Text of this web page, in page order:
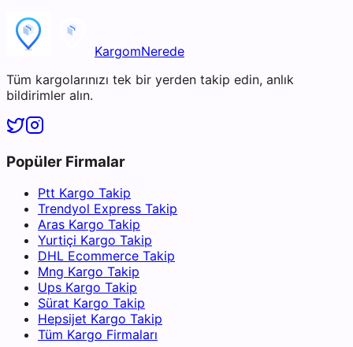
KargomNerede
Tüm kargolarınızı tek bir yerden takip edin, anlık
bildirimler alın.
Popüler Firmalar
Ptt Kargo Takip
Trendyol Express Takip
Aras Kargo Takip
Yurtiçi Kargo Takip
DHL Ecommerce Takip
Mng Kargo Takip
Ups Kargo Takip
Sürat Kargo Takip
Hepsijet Kargo Takip
Tüm Kargo Firmaları